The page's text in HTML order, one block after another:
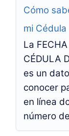
Cómo
mi Cédula
La
CÉDULA
es un
conocer
en línea
número